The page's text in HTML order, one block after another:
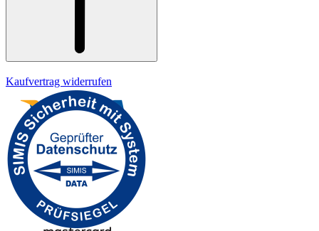
Kaufvertrag widerrufen